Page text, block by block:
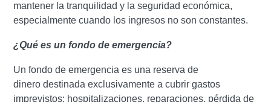
mantener la tranquilidad y la seguridad económica,
especialmente cuando los ingresos no son constantes.
¿Qué es un fondo de emergencia?
Un fondo de emergencia es una reserva de
dinero destinada exclusivamente a cubrir gastos
imprevistos: hospitalizaciones, reparaciones, pérdida de